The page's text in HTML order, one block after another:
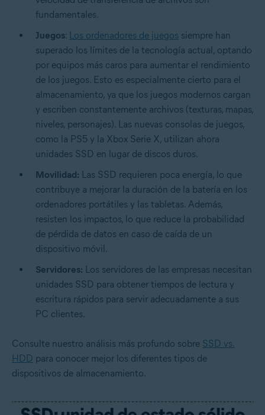
fundamentales.
Juegos: Los ordenadores de juegos siempre han
superado los límites de la tecnología actual, optando
por equipos más caros para aumentar el rendimiento
de los juegos. Esto es especialmente cierto para el
almacenamiento, ya que los juegos modernos cargan
y escriben constantemente archivos (texturas, mapas,
niveles, personajes). Las nuevas consolas de juegos,
como la PS5 y la Xbox Serie X, utilizan ahora
unidades SSD en lugar de discos duros.
Movilidad: Las SSD requieren poca energía, lo que
contribuye a mejorar la duración de la batería en los
ordenadores portátiles y las tabletas. Además,
resisten los impactos, lo que reduce la probabilidad
de pérdida de datos en caso de caída de un
dispositivo móvil.
Servidores: Los servidores de las empresas necesitan
unidades SSD para obtener tiempos de lectura y
escritura rápidos para servir adecuadamente a sus
PC clientes.
Consulte nuestro análisis más profundo sobre SSD vs.
HDD para conocer mejor los diferentes tipos de
dispositivos de almacenamiento.